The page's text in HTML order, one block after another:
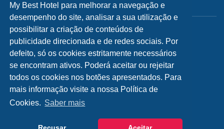
My Best Hotel para melhorar a navegação e
desempenho do site, analisar a sua utilização e
possibilitar a criação de conteúdos de
publicidade direcionada e de redes sociais. Por
defeito, só os cookies estritamente necessários
se encontram ativos. Poderá aceitar ou rejeitar
todos os cookies nos botões apresentados. Para
mais informação visite a nossa Política de
Cookies. Saber mais
Atividades
Restaurantes
A Visitar
INFORMAÇÕES
REDES SOCIAIS